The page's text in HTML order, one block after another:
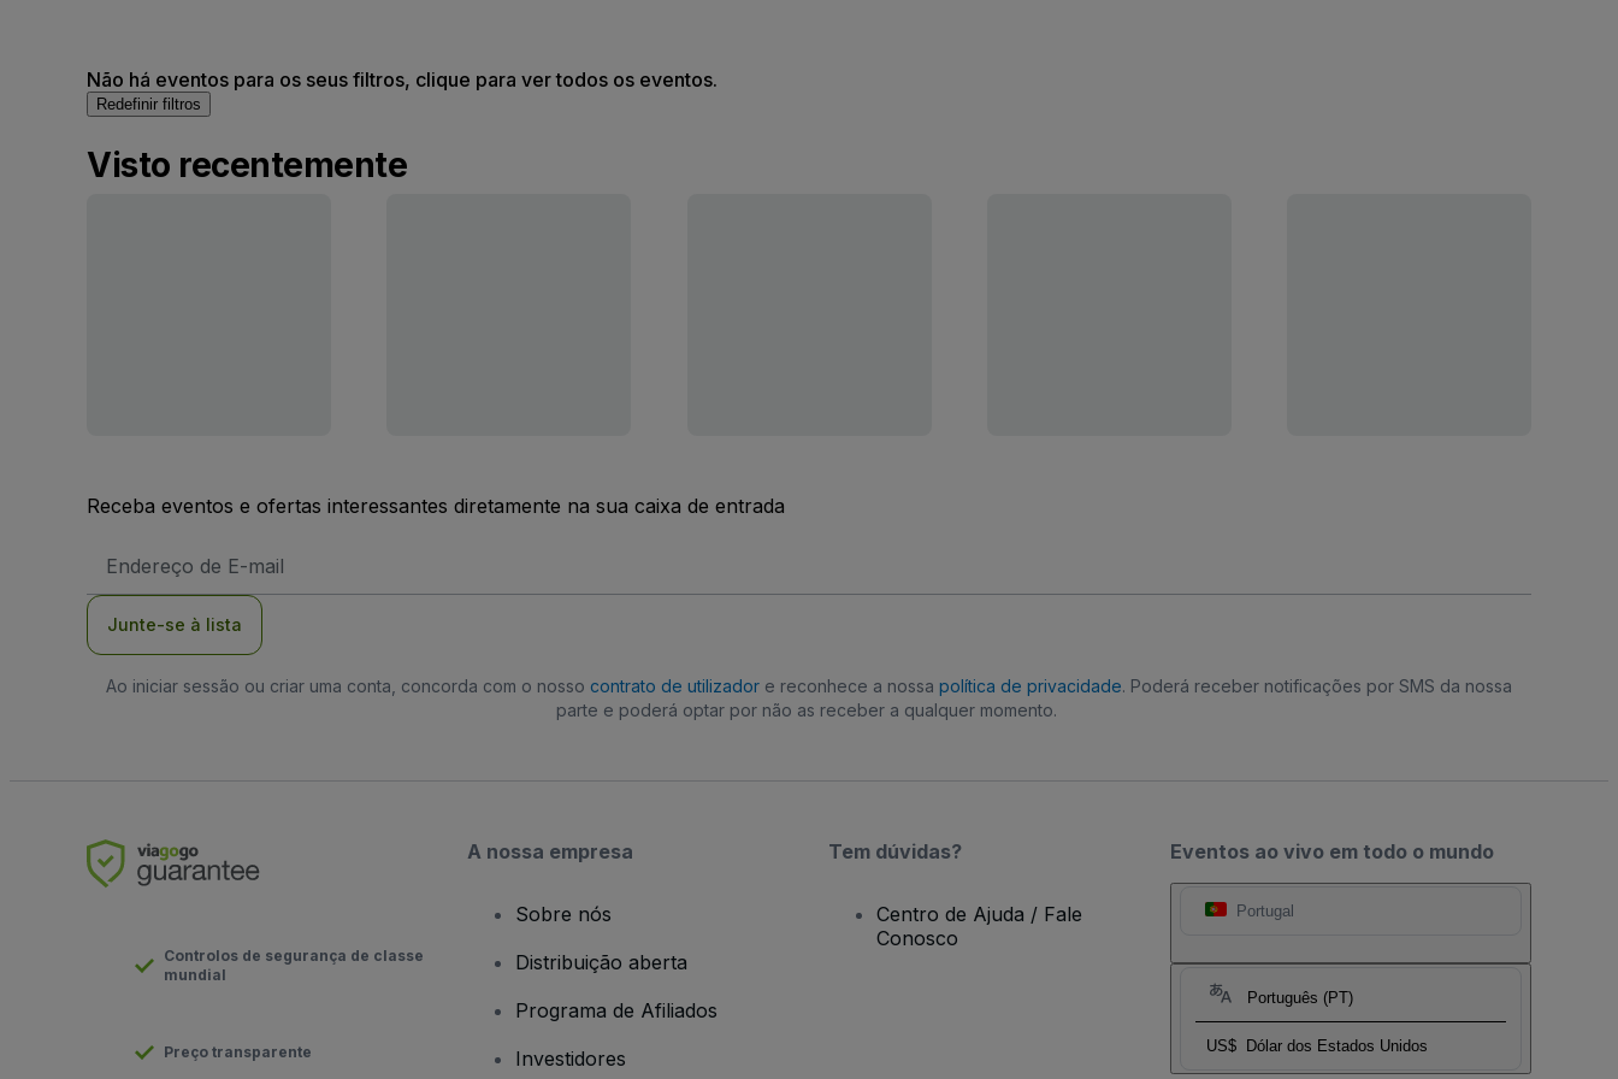
Não há eventos para os seus filtros, clique para ver todos os eventos.
Redefinir filtros
Visto recentemente
Receba eventos e ofertas interessantes diretamente na sua caixa de entrada
de
Junte-se à lista
Ao iniciar sessão ou criar uma conta, concorda com o nosso contrato de utilizador e reconhece a nossa política de privacidade. Poderá receber notificações por SMS da nossa
parte e poderá optar por não as receber a qualquer momento.
Eventos ao vivo em todo o mundo
Portugal
Português (PT)
US$ Dólar dos Estados Unidos
Controlos de segurança de classe
mundial
Preço transparente
A nossa empresa
Sobre nós
Distribuição aberta
Programa de Afiliados
Investidores
Tem dúvidas?
Centro de Ajuda / Fale
Conosco